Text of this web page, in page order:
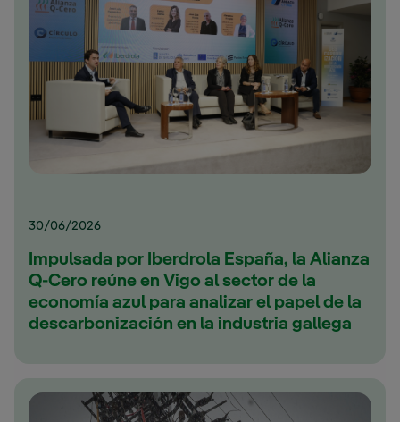
30/06/2026
Impulsada por Iberdrola España, la Alianza
Q-Cero reúne en Vigo al sector de la
economía azul para analizar el papel de la
descarbonización en la industria gallega